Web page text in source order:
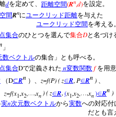
dを定めて、 距離空間(R ,d)を設定。
間Rnにユークリッド距離を与えた
ユークリッド空間 を考える
点集合のひとつを選んで集合Dと名づけ
」
数ベクトルの集合」とも呼べる。
点集合Dで定義された n変数関数 f を用
（D⊂Rn ）、 z=f(P) ( z∈R,P∈Rn ) 、
z=f(x1,x2,…,xn ) ( z∈R,(x1,x2,…,xn )∈Rn )
実n次元数ベクトルから実数への対応付
言える。